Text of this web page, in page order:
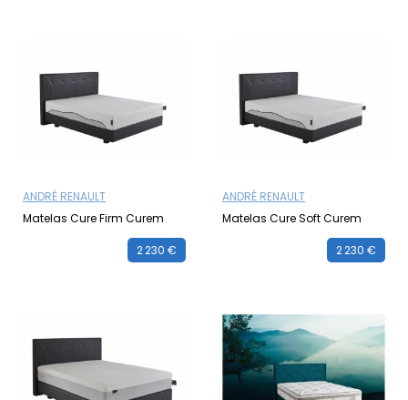
ANDRÉ RENAULT
Matelas Cure Firm Curem
2 230 €
ANDRÉ RENAULT
Matelas Cure Soft Curem
2 230 €